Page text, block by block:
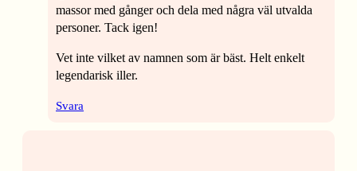
massor med gånger och dela med några väl utvalda
personer. Tack igen!
Vet inte vilket av namnen som är bäst. Helt enkelt
legendarisk iller.
Svara